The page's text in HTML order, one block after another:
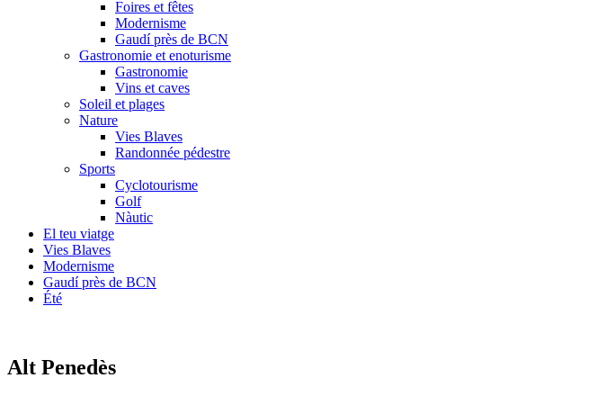
Foires et fêtes
Modernisme
Gaudí près de BCN
Gastronomie et enoturisme
Gastronomie
Vins et caves
Soleil et plages
Nature
Vies Blaves
Randonnée pédestre
Sports
Cyclotourisme
Golf
Nàutic
El teu viatge
Vies Blaves
Modernisme
Gaudí près de BCN
Été
Alt Penedès